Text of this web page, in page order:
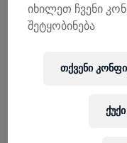
ᲘᲡᲢᲝᲠᲘᲐ
WINGS FOR LIFE
იხილეთ ჩვენი
შეტყობინება
თქვენი